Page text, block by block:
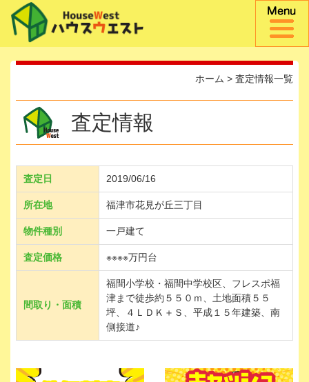
ホーム > 査定情報一覧
査定情報
査定日 2019/06/16
所在地 福津市花見が丘三丁目
物件種別 一戸建て
査定価格 ※※※※万円台
間取り・面積
福間小学校・福間中学校区、フレスポ福
津まで徒歩約５５０ｍ、土地面積５５
坪、４ＬＤＫ＋Ｓ、平成１５年建築、南
側接道♪